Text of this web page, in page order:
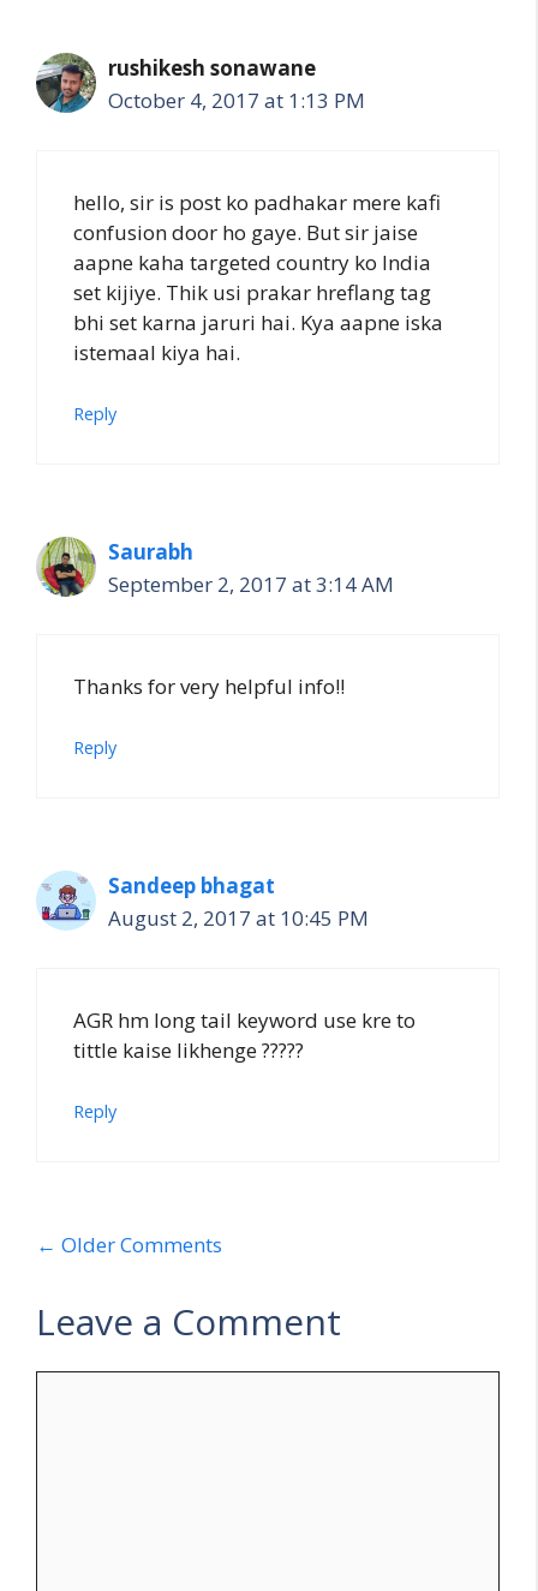
rushikesh sonawane
October 4, 2017 at 1:13 PM
hello, sir is post ko padhakar mere kafi
confusion door ho gaye. But sir jaise
aapne kaha targeted country ko India
set kijiye. Thik usi prakar hreflang tag
bhi set karna jaruri hai. Kya aapne iska
istemaal kiya hai.
Reply
Saurabh
September 2, 2017 at 3:14 AM
Thanks for very helpful info!!
Reply
Sandeep bhagat
August 2, 2017 at 10:45 PM
AGR hm long tail keyword use kre to
tittle kaise likhenge ?????
Reply
Comment
← Older Comments
Leave a Comment